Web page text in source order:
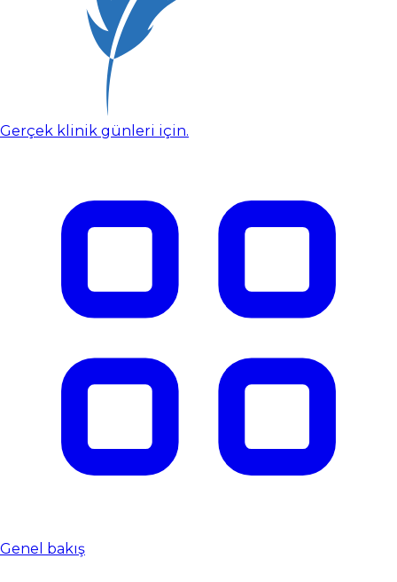
Gerçek klinik günleri için.
Genel bakış